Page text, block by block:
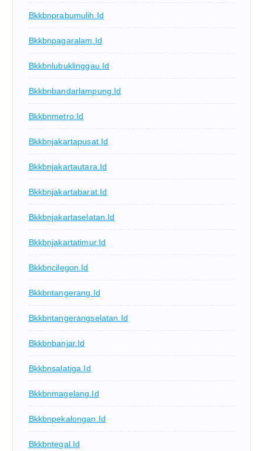
Bkkbnprabumulih.id
Bkkbnpagaralam.id
Bkkbnlubuklinggau.id
Bkkbnbandarlampung.id
Bkkbnmetro.id
Bkkbnjakartapusat.id
Bkkbnjakartautara.id
Bkkbnjakartabarat.id
Bkkbnjakartaselatan.id
Bkkbnjakartatimur.id
Bkkbncilegon.id
Bkkbntangerang.id
Bkkbntangerangselatan.id
Bkkbnbanjar.id
Bkkbnsalatiga.id
Bkkbnmagelang.id
Bkkbnpekalongan.id
Bkkbntegal.id